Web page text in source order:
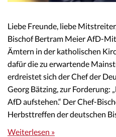
Liebe Freunde, liebe
Bischof Bertram Meier AfD-
Ämtern in der katholischen
dafür die zu erwartende
erdreistet sich der Chef der
Georg Bätzing, zur Forderung:
AfD aufstehen.“ Der Chef-
Herbsttreffen der deutschen
Weiterlesen »